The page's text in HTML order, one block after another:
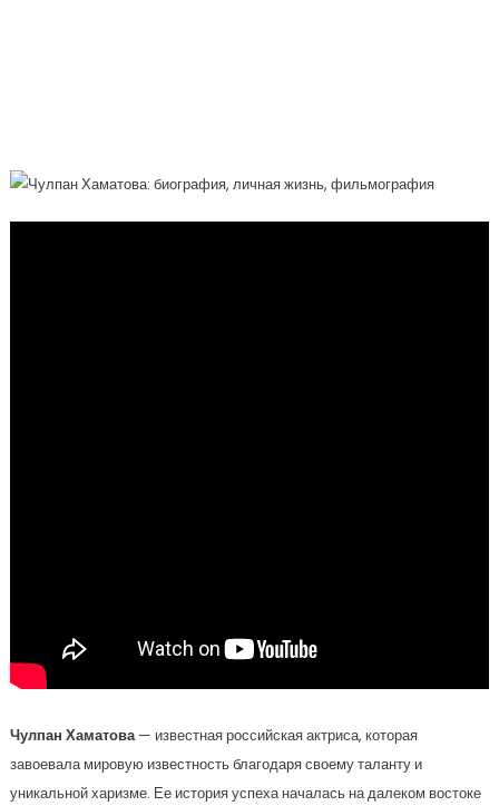
Чулпан Хаматова— известная российская актриса, которая
завоевала мировую известность благодаря своему таланту и
уникальной харизме. Ее история успеха началась на далеком востоке